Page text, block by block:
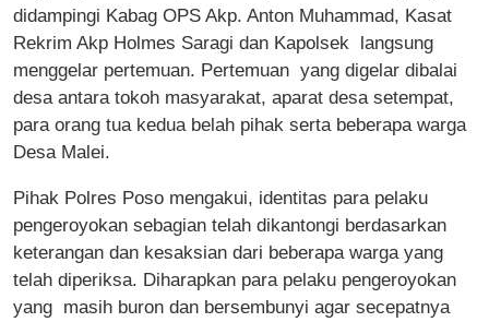
didampingi Kabag OPS Akp. Anton Muhammad, Kasat
Rekrim Akp Holmes Saragi dan Kapolsek langsung
menggelar pertemuan. Pertemuan yang digelar dibalai
desa antara tokoh masyarakat, aparat desa setempat,
para orang tua kedua belah pihak serta beberapa warga
Desa Malei.
Pihak Polres Poso mengakui, identitas para pelaku
pengeroyokan sebagian telah dikantongi berdasarkan
keterangan dan kesaksian dari beberapa warga yang
telah diperiksa. Diharapkan para pelaku pengeroyokan
yang masih buron dan bersembunyi agar secepatnya